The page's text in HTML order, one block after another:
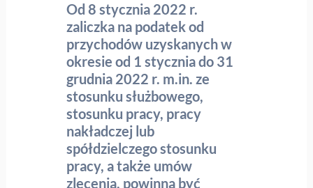
Od 8 stycznia 2022 r.
zaliczka na podatek od
przychodów uzyskanych w
okresie od 1 stycznia do 31
grudnia 2022 r. m.in. ze
stosunku służbowego,
stosunku pracy, pracy
nakładczej lub
spółdzielczego stosunku
pracy, a także umów
zlecenia, powinna być